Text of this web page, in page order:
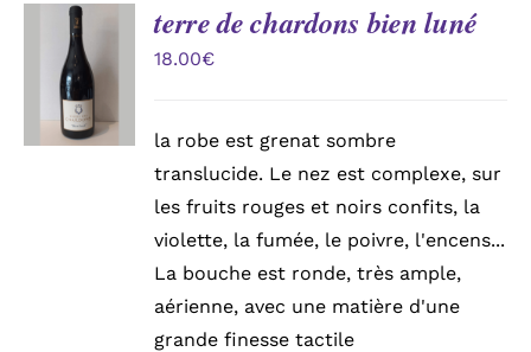
AJOUTER
AU
PANIER
/
DÉTAILS
terre de chardons bien luné
18.00€
la robe est grenat sombre
translucide. Le nez est complexe, sur
les fruits rouges et noirs confits, la
violette, la fumée, le poivre, l'encens...
La bouche est ronde, très ample,
aérienne, avec une matière d'une
grande finesse tactile